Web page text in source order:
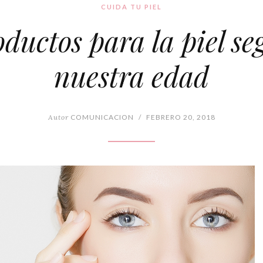
CUIDA TU PIEL
para la piel
nuestra edad
AutorCOMUNICACION / FEBRERO 20, 2018